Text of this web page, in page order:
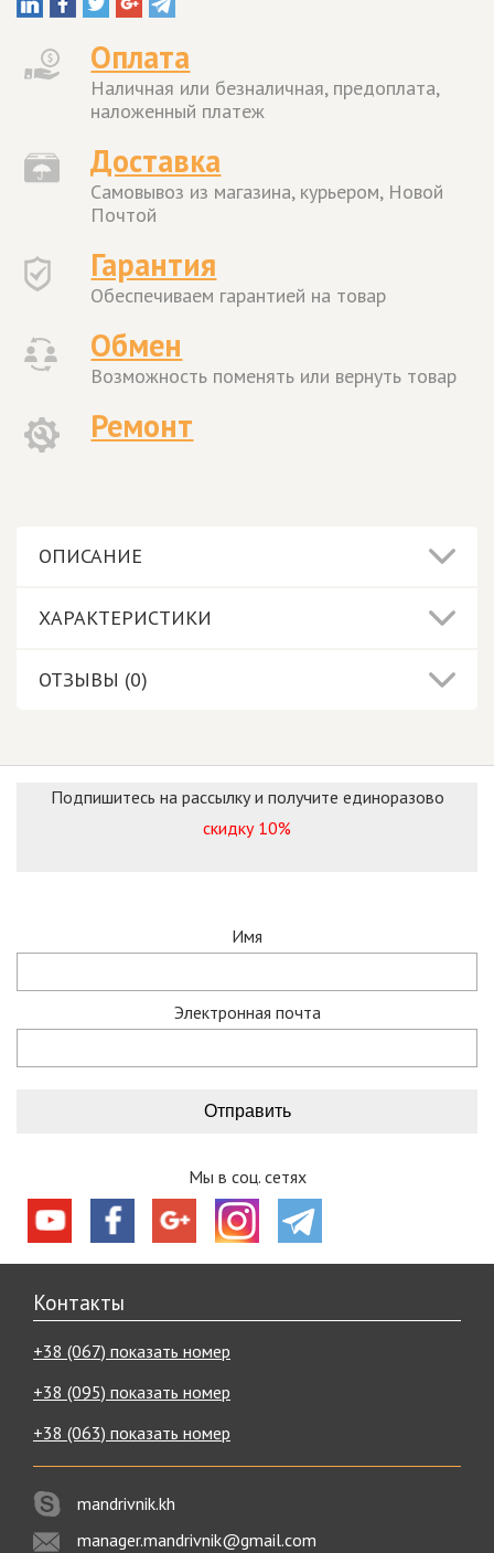
Оплата
Наличная или безналичная, предоплата,
наложенный платеж
Доставка
Самовывоз из магазина, курьером, Новой
Почтой
Гарантия
Обеспечиваем гарантией на товар
Обмен
Возможность поменять или вернуть товар
Ремонт
ОПИСАНИЕ
ХАРАКТЕРИСТИКИ
ОТЗЫВЫ (0)
Подпишитесь на рассылку и получите единоразово
скидку 10%
Имя
Электронная почта
Мы в соц. сетях
Контакты
+38 (067) показать номер
+38 (095) показать номер
+38 (063) показать номер
mandrivnik.kh
manager.mandrivnik@gmail.com